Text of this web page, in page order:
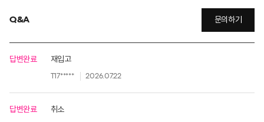
Q&A 문의하기
답변완료 재입고
T17***** 2026.07.22
답변완료 취소